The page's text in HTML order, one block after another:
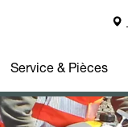
Service & Pièces